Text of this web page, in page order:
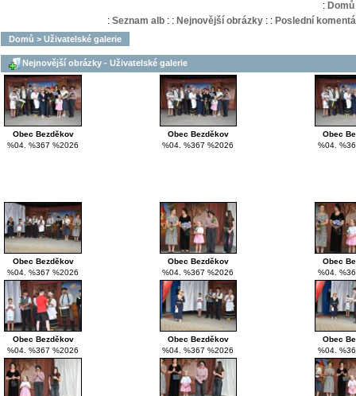
: Domů
: Seznam alb: : Nejnovější obrázky: : Poslední
Domů > Uživatelské galerie
Nejnovější obrázky - Uživatelské galerie
Obec Bezděkov
%04. %367 %2026
Obec Bezděkov
%04. %367 %2026
Obec
%04.
Obec Bezděkov
%04. %367 %2026
Obec Bezděkov
%04. %367 %2026
Obec
%04.
Obec Bezděkov
%04. %367 %2026
Obec Bezděkov
%04. %367 %2026
Obec
%04.